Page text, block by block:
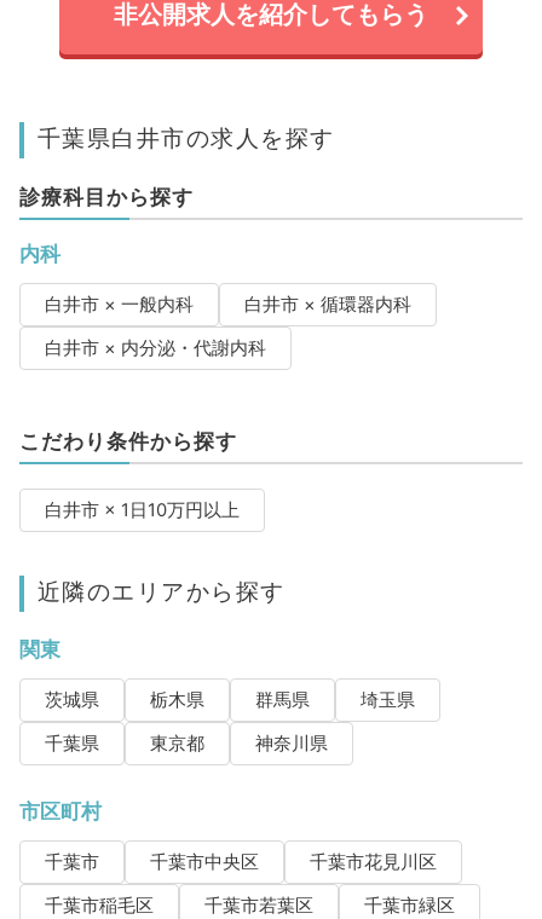
非公開求人を紹介してもらう
千葉県白井市の求人を探す
診療科目から探す
内科
白井市 × 一般内科
白井市 × 循環器内科
白井市 × 内分泌・代謝内科
こだわり条件から探す
白井市 × 1日10万円以上
近隣のエリアから探す
関東
茨城県 栃木県 群馬県
埼玉県
千葉県
東京都 神奈川県
市区町村
千葉市 千葉市中央区
千葉市花見川区
千葉市稲毛区
千葉市若葉区
千葉市緑区